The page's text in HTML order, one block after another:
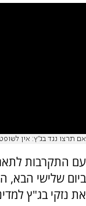
אם תרצו נגד בג"ץ: אין
עם התקרבות
ביום שלישי הבא,
את נזקי בג"ץ